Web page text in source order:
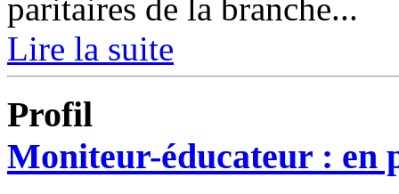
paritaires de la branche...
Lire la suite
Profil
Moniteur-éducateur : en